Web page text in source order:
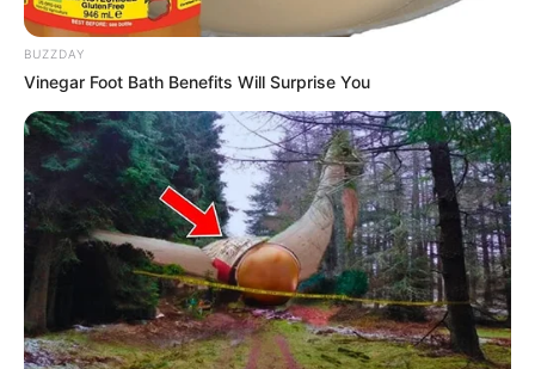
BUZZDAY
Vinegar Foot Bath Benefits Will Surprise You